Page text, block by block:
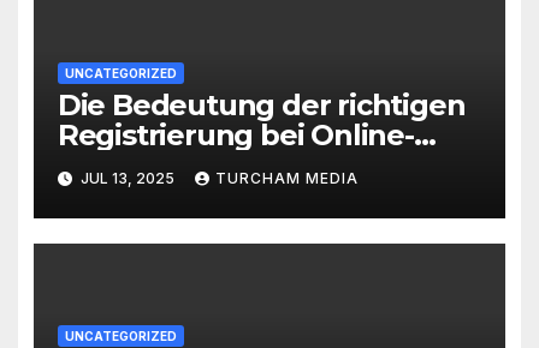
UNCATEGORIZED
Die Bedeutung der richtigen
Registrierung bei Online-
Plattformen
JUL 13, 2025 TURCHAM MEDIA
UNCATEGORIZED